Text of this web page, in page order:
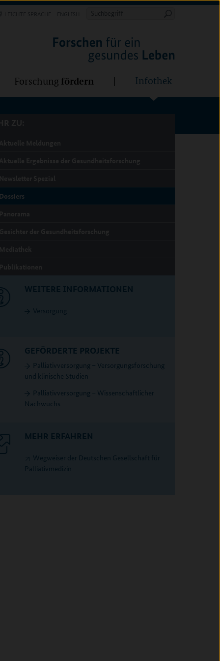
Suchbegriff
Forschung fördern Infothek
Dossiers
WEITERE INFORMATIONEN
Versorgung
GEFÖRDERTE PROJEKTE
Palliativversorgung – Versorgungsforschung
und klinische Studien
Palliativversorgung – Wissenschaftlicher
Nachwuchs
MEHR ERFAHREN
Wegweiser der Deutschen Gesellschaft für
Palliativmedizin
Forschung fördern Infothek